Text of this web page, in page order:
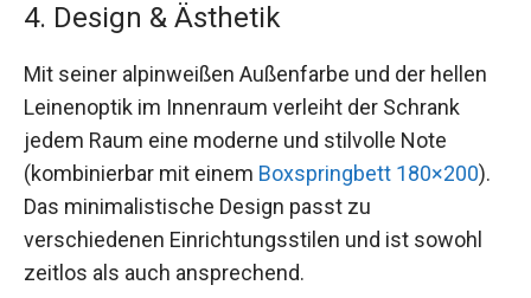
4. Design & Ästhetik
Mit seiner alpinweißen Außenfarbe und der hellen
Leinenoptik im Innenraum verleiht der Schrank
jedem Raum eine moderne und stilvolle Note
(kombinierbar mit einem Boxspringbett 180×200).
Das minimalistische Design passt zu
verschiedenen Einrichtungsstilen und ist sowohl
zeitlos als auch ansprechend.